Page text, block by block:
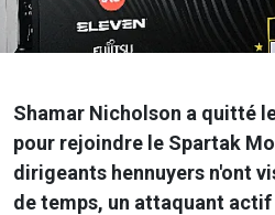
Shamar Nicholson a quitté
pour rejoindre le Spartak
dirigeants hennuyers n'ont
de temps, un attaquant